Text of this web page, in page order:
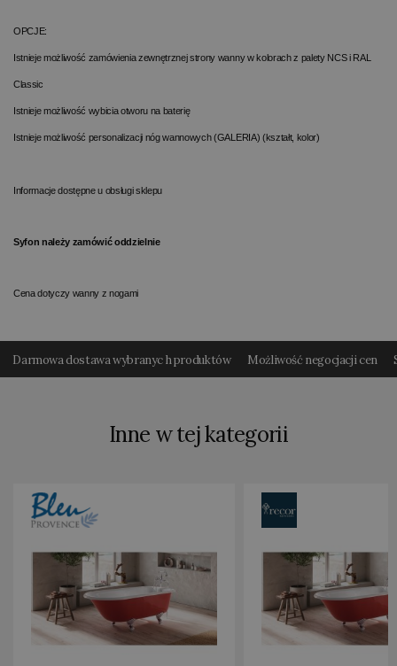
OPCJE:
Istnieje możliwość zamówienia zewnętrznej strony wanny w kolorach z palety NCS i RAL
Classic
Istnieje możliwość wybicia otworu na baterię
Istnieje możliwość personalizacji nóg wannowych (GALERIA) (kształt, kolor)
Informacje dostępne u obsługi sklepu
Syfon należy zamówić oddzielnie
Cena dotyczy wanny z nogami
Darmowa dostawa wybranyc h produktów Możliwość negocjacji cen
Inne w tej kategorii